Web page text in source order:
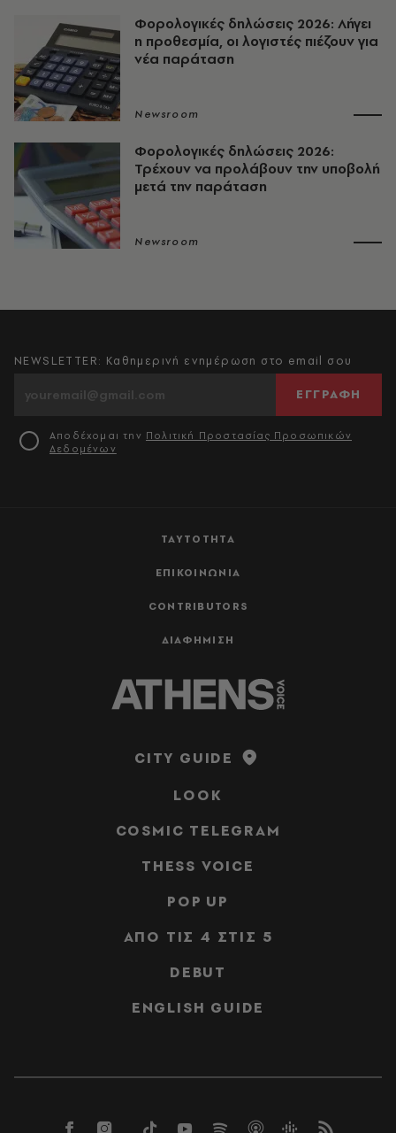
Φορολογικές δηλώσεις 2026: Λήγει
η προθεσμία, οι λογιστές πιέζουν για
νέα παράταση
Newsroom
Φορολογικές δηλώσεις 2026:
Τρέχουν να προλάβουν την υποβολή
μετά την παράταση
Newsroom
ΤΑΥΤΟΤΗΤΑ
ΕΠΙΚΟΙΝΩΝΙΑ
CONTRIBUTORS
ΔΙΑΦΗΜΙΣΗ
NEWSLETTER: Καθημερινή ενημέρωση στο email σου
ΕΓΓΡΑΦΗ
Αποδέχομαι την Πολιτική Προστασίας Προσωπικών
Δεδομένων
CITY GUIDE
LOOK
COSMIC TELEGRAM
THESS VOICE
POP UP
ΑΠΟ ΤΙΣ 4 ΣΤΙΣ 5
DEBUT
ENGLISH GUIDE